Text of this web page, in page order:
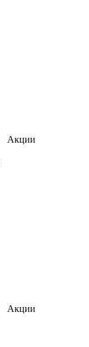
Акции
Акции